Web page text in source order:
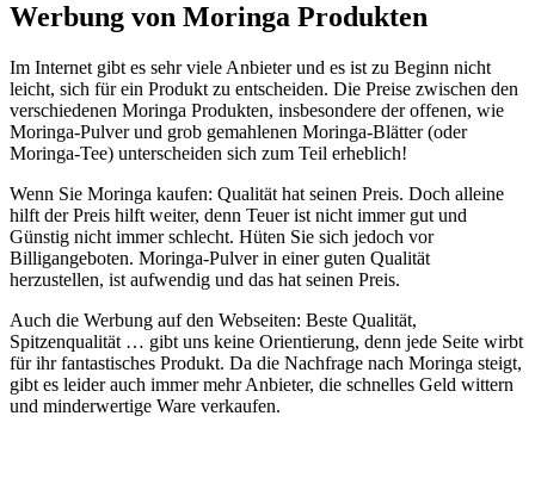
Werbung von Moringa Produkten
Im Internet gibt es sehr viele Anbieter und es ist zu Beginn nicht
leicht, sich für ein Produkt zu entscheiden. Die Preise zwischen den
verschiedenen Moringa Produkten, insbesondere der offenen, wie
Moringa-Pulver und grob gemahlenen Moringa-Blätter (oder
Moringa-Tee) unterscheiden sich zum Teil erheblich!
Wenn Sie Moringa kaufen: Qualität hat seinen Preis. Doch alleine
hilft der Preis hilft weiter, denn Teuer ist nicht immer gut und
Günstig nicht immer schlecht. Hüten Sie sich jedoch vor
Billigangeboten. Moringa-Pulver in einer guten Qualität
herzustellen, ist aufwendig und das hat seinen Preis.
Auch die Werbung auf den Webseiten: Beste Qualität,
Spitzenqualität … gibt uns keine Orientierung, denn jede Seite wirbt
für ihr fantastisches Produkt. Da die Nachfrage nach Moringa steigt,
gibt es leider auch immer mehr Anbieter, die schnelles Geld wittern
und minderwertige Ware verkaufen.